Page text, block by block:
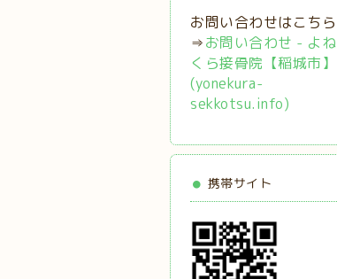
お問い合わせはこちら
⇒お問い合わせ - よね
くら接骨院【稲城市】
(yonekura-
sekkotsu.info)
携帯サイト